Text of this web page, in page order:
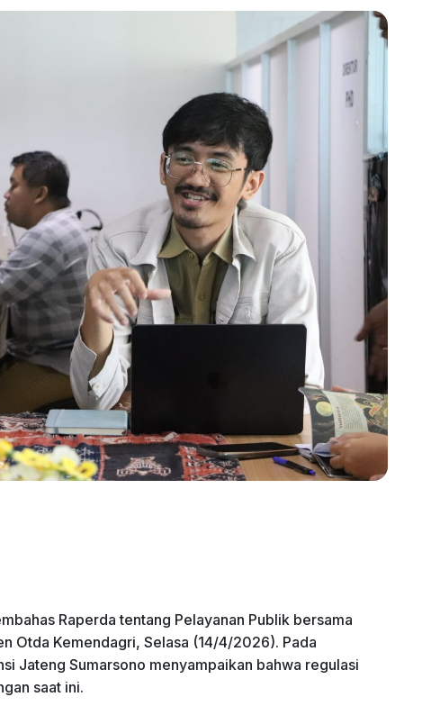
Raperda tentang Pelayanan Publik bersama
Otda Kemendagri, Selasa (14/4/2026). Pada
Jateng Sumarsono menyampaikan bahwa regulasi
saat ini.